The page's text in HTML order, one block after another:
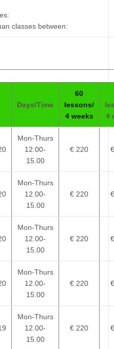
classes between:
Days/Time
60
lessons/
4 weeks
4
Mon-Thurs
12.00-
15.00
€ 220
Mon-Thurs
12.00-
15.00
€ 220
Mon-Thurs
12.00-
15.00
€ 220
Mon-Thurs
12.00-
15.00
€ 220
Mon-Thurs
12.00-
15.00
€ 220